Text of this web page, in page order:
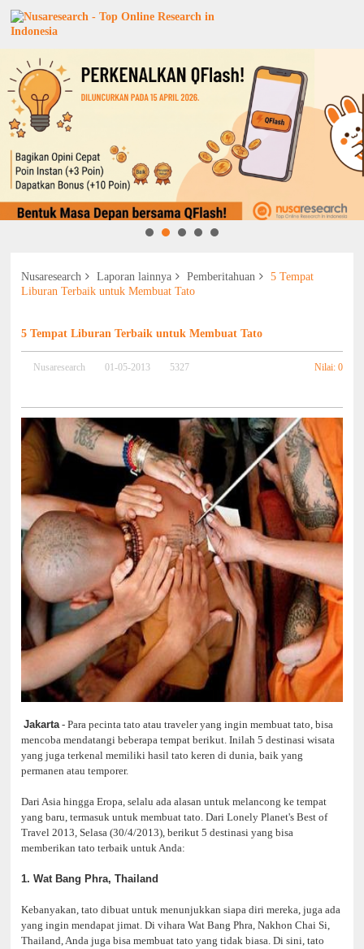
Nusaresearch Laporan lainnya Pemberitahuan
5 Tempat
Liburan Terbaik untuk Membuat Tato
5 Tempat Liburan Terbaik untuk Membuat Tato
Nusaresearch 01-05-2013 5327 Nilai: 0
Jakarta- Para pecinta tato atau traveler yang ingin membuat tato, bisa
mencoba mendatangi beberapa tempat berikut. Inilah 5 destinasi wisata
yang juga terkenal memiliki hasil tato keren di dunia, baik yang
permanen atau temporer.
Dari Asia hingga Eropa, selalu ada alasan untuk melancong ke tempat
yang baru, termasuk untuk membuat tato. Dari Lonely Planet's Best of
Travel 2013, Selasa (30/4/2013), berikut 5 destinasi yang bisa
memberikan tato terbaik untuk Anda:
1. Wat Bang Phra, Thailand
Kebanyakan, tato dibuat untuk menunjukkan siapa diri mereka, juga ada
yang ingin mendapat jimat. Di vihara Wat Bang Phra, Nakhon Chai Si,
Thailand, Anda juga bisa membuat tato yang tidak biasa. Di sini, tato